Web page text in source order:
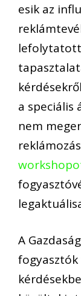
esik az
a speciális
nem
A